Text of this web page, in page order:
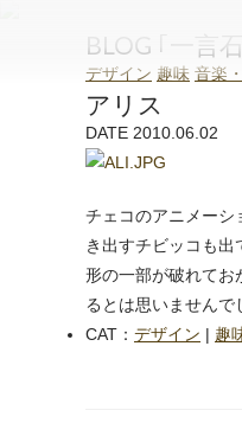
BLOG ｢一言
デザイン 趣味 音楽
アリス
DATE 2010.06.02
チェコのアニメーシ
き出すチビッコも
形の一部が破れてお
るとは思いませんで
CAT： デザイン | 趣